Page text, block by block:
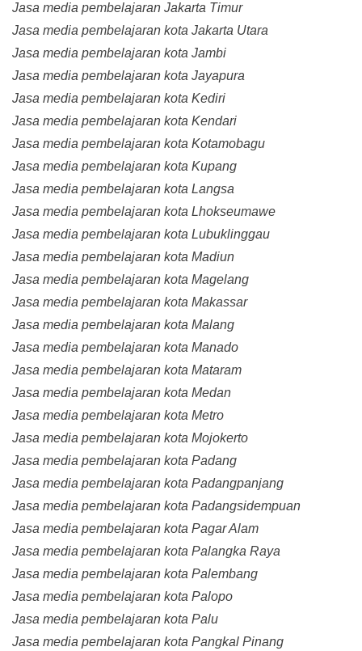
Jasa media pembelajaran Jakarta Timur
Jasa media pembelajaran kota Jakarta Utara
Jasa media pembelajaran kota Jambi
Jasa media pembelajaran kota Jayapura
Jasa media pembelajaran kota Kediri
Jasa media pembelajaran kota Kendari
Jasa media pembelajaran kota Kotamobagu
Jasa media pembelajaran kota Kupang
Jasa media pembelajaran kota Langsa
Jasa media pembelajaran kota Lhokseumawe
Jasa media pembelajaran kota Lubuklinggau
Jasa media pembelajaran kota Madiun
Jasa media pembelajaran kota Magelang
Jasa media pembelajaran kota Makassar
Jasa media pembelajaran kota Malang
Jasa media pembelajaran kota Manado
Jasa media pembelajaran kota Mataram
Jasa media pembelajaran kota Medan
Jasa media pembelajaran kota Metro
Jasa media pembelajaran kota Mojokerto
Jasa media pembelajaran kota Padang
Jasa media pembelajaran kota Padangpanjang
Jasa media pembelajaran kota Padangsidempuan
Jasa media pembelajaran kota Pagar Alam
Jasa media pembelajaran kota Palangka Raya
Jasa media pembelajaran kota Palembang
Jasa media pembelajaran kota Palopo
Jasa media pembelajaran kota Palu
Jasa media pembelajaran kota Pangkal Pinang